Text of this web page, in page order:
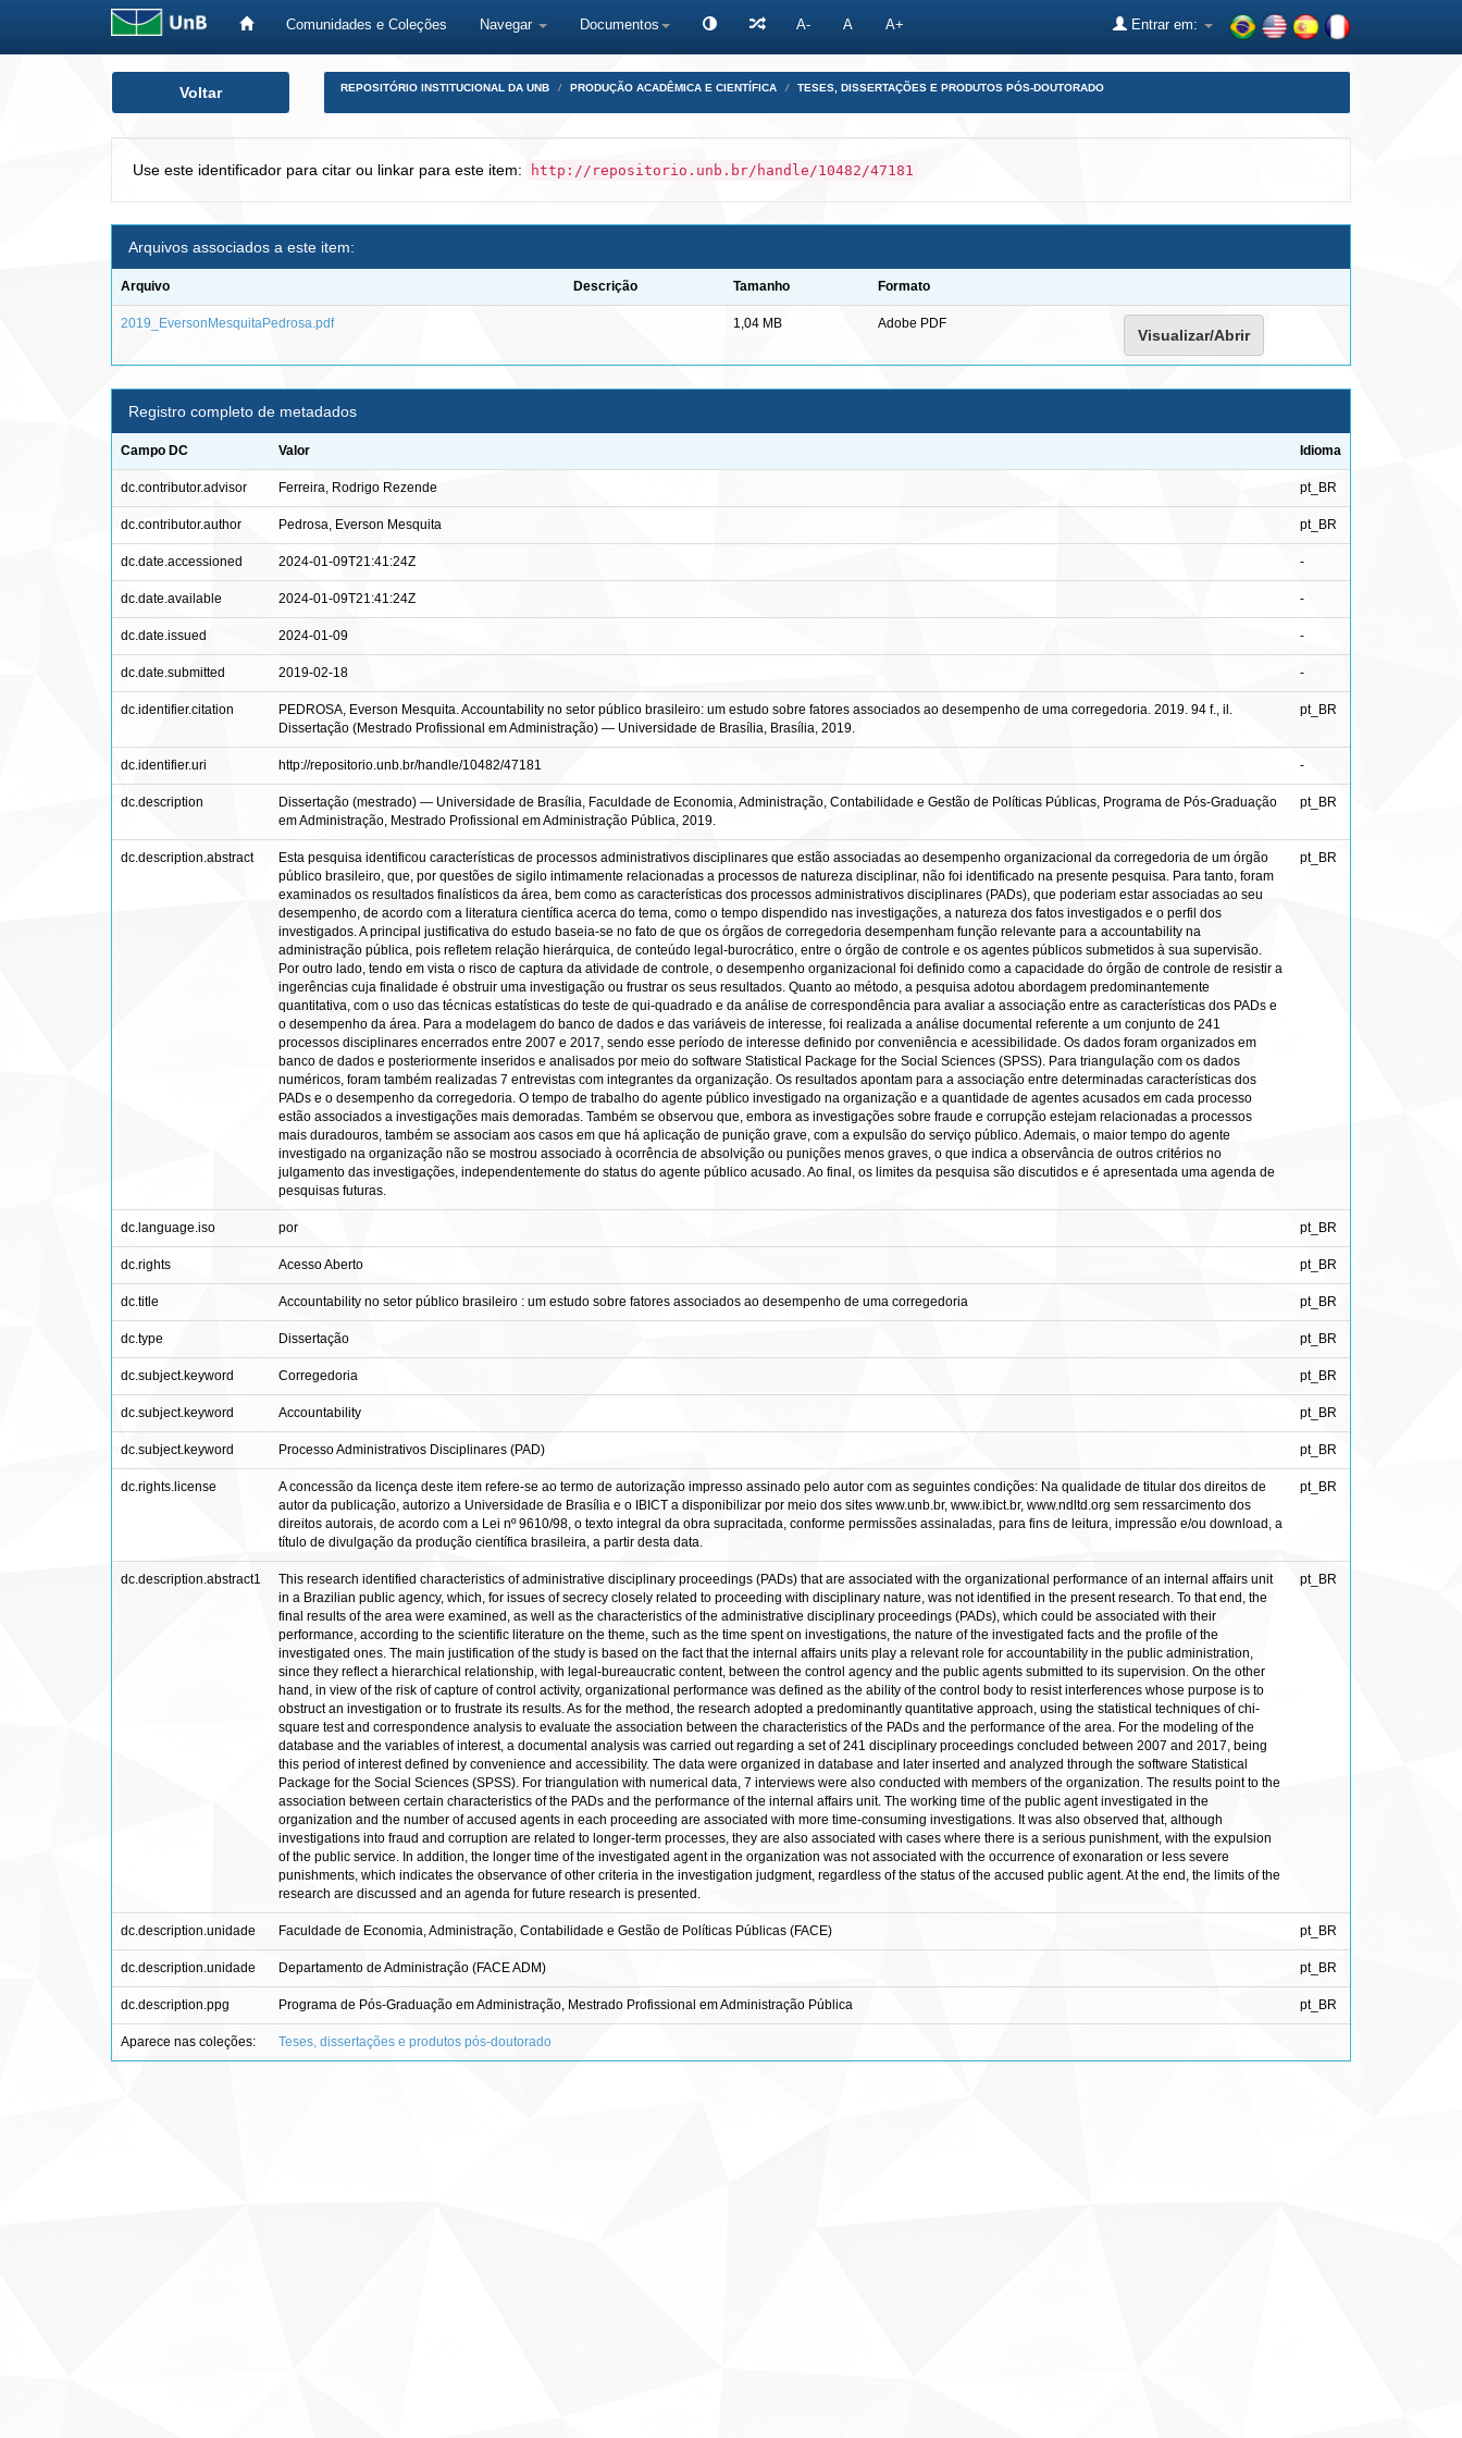
Comunidades e Coleções Navegar Documentos A- A A+ Entrar em:
Voltar REPOSITÓRIO INSTITUCIONAL DA UNB PRODUÇÃO ACADÊMICA E CIENTÍFICA TESES, DISSERTAÇÕES E PRODUTOS PÓS-DOUTORADO
Use este identificador para citar ou linkar para este item: http://repositorio.unb.br/handle/10482/47181
Arquivos associados a este item:
Arquivo Descrição Tamanho Formato
2019_EversonMesquitaPedrosa.pdf 1,04 MB Adobe PDF
Visualizar/Abrir
Registro completo de metadados
Campo DC Valor Idioma
dc.contributor.advisor Ferreira, Rodrigo Rezende pt_BR
dc.contributor.author Pedrosa, Everson Mesquita pt_BR
dc.date.accessioned 2024-01-09T21:41:24Z -
dc.date.available 2024-01-09T21:41:24Z -
dc.date.issued 2024-01-09 -
dc.date.submitted 2019-02-18 -
dc.identifier.citation
PEDROSA, Everson Mesquita. Accountability no setor público brasileiro: um estudo sobre fatores associados ao desempenho de uma corregedoria. 2019. 94 f., il.
Dissertação (Mestrado Profissional em Administração) — Universidade de Brasília, Brasília, 2019.
pt_BR
dc.identifier.uri http://repositorio.unb.br/handle/10482/47181 -
dc.description
Dissertação (mestrado) — Universidade de Brasília, Faculdade de Economia, Administração, Contabilidade e Gestão de Políticas Públicas, Programa de Pós-Graduação
em Administração, Mestrado Profissional em Administração Pública, 2019.
pt_BR
dc.description.abstract
Esta pesquisa identificou características de processos administrativos disciplinares que estão associadas ao desempenho organizacional da corregedoria de um órgão
público brasileiro, que, por questões de sigilo intimamente relacionadas a processos de natureza disciplinar, não foi identificado na presente pesquisa. Para tanto, foram
examinados os resultados finalísticos da área, bem como as características dos processos administrativos disciplinares (PADs), que poderiam estar associadas ao seu
desempenho, de acordo com a literatura científica acerca do tema, como o tempo dispendido nas investigações, a natureza dos fatos investigados e o perfil dos
investigados. A principal justificativa do estudo baseia-se no fato de que os órgãos de corregedoria desempenham função relevante para a accountability na
administração pública, pois refletem relação hierárquica, de conteúdo legal-burocrático, entre o órgão de controle e os agentes públicos submetidos à sua supervisão.
Por outro lado, tendo em vista o risco de captura da atividade de controle, o desempenho organizacional foi definido como a capacidade do órgão de controle de resistir a
ingerências cuja finalidade é obstruir uma investigação ou frustrar os seus resultados. Quanto ao método, a pesquisa adotou abordagem predominantemente
quantitativa, com o uso das técnicas estatísticas do teste de qui-quadrado e da análise de correspondência para avaliar a associação entre as características dos PADs e
o desempenho da área. Para a modelagem do banco de dados e das variáveis de interesse, foi realizada a análise documental referente a um conjunto de 241
processos disciplinares encerrados entre 2007 e 2017, sendo esse período de interesse definido por conveniência e acessibilidade. Os dados foram organizados em
banco de dados e posteriormente inseridos e analisados por meio do software Statistical Package for the Social Sciences (SPSS). Para triangulação com os dados
numéricos, foram também realizadas 7 entrevistas com integrantes da organização. Os resultados apontam para a associação entre determinadas características dos
PADs e o desempenho da corregedoria. O tempo de trabalho do agente público investigado na organização e a quantidade de agentes acusados em cada processo
estão associados a investigações mais demoradas. Também se observou que, embora as investigações sobre fraude e corrupção estejam relacionadas a processos
mais duradouros, também se associam aos casos em que há aplicação de punição grave, com a expulsão do serviço público. Ademais, o maior tempo do agente
investigado na organização não se mostrou associado à ocorrência de absolvição ou punições menos graves, o que indica a observância de outros critérios no
julgamento das investigações, independentemente do status do agente público acusado. Ao final, os limites da pesquisa são discutidos e é apresentada uma agenda de
pesquisas futuras.
pt_BR
dc.language.iso por pt_BR
dc.rights Acesso Aberto pt_BR
dc.title Accountability no setor público brasileiro : um estudo sobre fatores associados ao desempenho de uma corregedoria pt_BR
dc.type Dissertação pt_BR
dc.subject.keyword Corregedoria pt_BR
dc.subject.keyword Accountability pt_BR
dc.subject.keyword Processo Administrativos Disciplinares (PAD) pt_BR
dc.rights.license
A concessão da licença deste item refere-se ao termo de autorização impresso assinado pelo autor com as seguintes condições: Na qualidade de titular dos direitos de
autor da publicação, autorizo a Universidade de Brasília e o IBICT a disponibilizar por meio dos sites www.unb.br, www.ibict.br, www.ndltd.org sem ressarcimento dos
direitos autorais, de acordo com a Lei nº 9610/98, o texto integral da obra supracitada, conforme permissões assinaladas, para fins de leitura, impressão e/ou download, a
título de divulgação da produção científica brasileira, a partir desta data.
pt_BR
dc.description.abstract1
This research identified characteristics of administrative disciplinary proceedings (PADs) that are associated with the organizational performance of an internal affairs unit
in a Brazilian public agency, which, for issues of secrecy closely related to proceeding with disciplinary nature, was not identified in the present research. To that end, the
final results of the area were examined, as well as the characteristics of the administrative disciplinary proceedings (PADs), which could be associated with their
performance, according to the scientific literature on the theme, such as the time spent on investigations, the nature of the investigated facts and the profile of the
investigated ones. The main justification of the study is based on the fact that the internal affairs units play a relevant role for accountability in the public administration,
since they reflect a hierarchical relationship, with legal-bureaucratic content, between the control agency and the public agents submitted to its supervision. On the other
hand, in view of the risk of capture of control activity, organizational performance was defined as the ability of the control body to resist interferences whose purpose is to
obstruct an investigation or to frustrate its results. As for the method, the research adopted a predominantly quantitative approach, using the statistical techniques of chi-
square test and correspondence analysis to evaluate the association between the characteristics of the PADs and the performance of the area. For the modeling of the
database and the variables of interest, a documental analysis was carried out regarding a set of 241 disciplinary proceedings concluded between 2007 and 2017, being
this period of interest defined by convenience and accessibility. The data were organized in database and later inserted and analyzed through the software Statistical
Package for the Social Sciences (SPSS). For triangulation with numerical data, 7 interviews were also conducted with members of the organization. The results point to the
association between certain characteristics of the PADs and the performance of the internal affairs unit. The working time of the public agent investigated in the
organization and the number of accused agents in each proceeding are associated with more time-consuming investigations. It was also observed that, although
investigations into fraud and corruption are related to longer-term processes, they are also associated with cases where there is a serious punishment, with the expulsion
of the public service. In addition, the longer time of the investigated agent in the organization was not associated with the occurrence of exonaration or less severe
punishments, which indicates the observance of other criteria in the investigation judgment, regardless of the status of the accused public agent. At the end, the limits of the
research are discussed and an agenda for future research is presented.
pt_BR
dc.description.unidade Faculdade de Economia, Administração, Contabilidade e Gestão de Políticas Públicas (FACE) pt_BR
dc.description.unidade Departamento de Administração (FACE ADM) pt_BR
dc.description.ppg Programa de Pós-Graduação em Administração, Mestrado Profissional em Administração Pública pt_BR
Aparece nas coleções: Teses, dissertações e produtos pós-doutorado